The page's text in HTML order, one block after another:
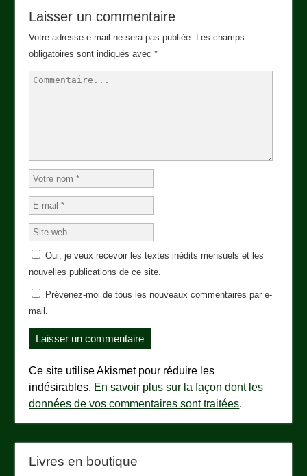
Laisser un commentaire
Votre adresse e-mail ne sera pas publiée. Les champs
obligatoires sont indiqués avec*
Oui, je veux recevoir les textes inédits mensuels et les
nouvelles publications de ce site.
Prévenez-moi de tous les nouveaux commentaires par e-
mail.
Ce site utilise Akismet pour réduire les
indésirables. En savoir plus sur la façon dont les
données de vos commentaires sont traitées.
Livres en boutique